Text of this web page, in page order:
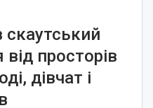
скаутський
просторів
дівчат і